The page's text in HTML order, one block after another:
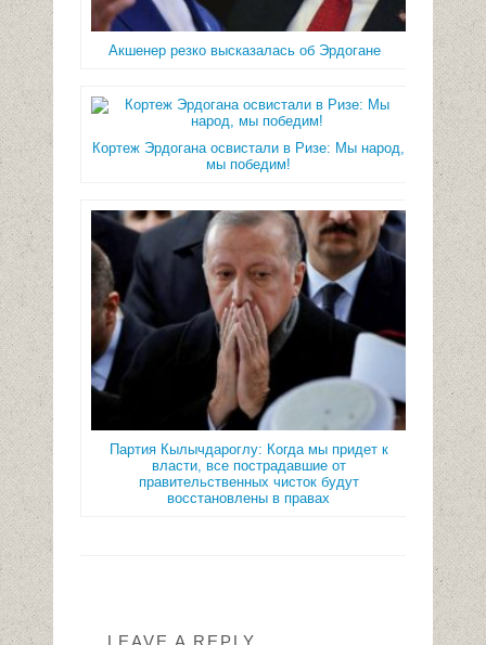
Акшенер резко высказалась об Эрдогане
Кортеж Эрдогана освистали в Ризе: Мы народ,
мы победим!
Партия Кылычдароглу: Когда мы придет к
власти, все пострадавшие от
правительственных чисток будут
восстановлены в правах